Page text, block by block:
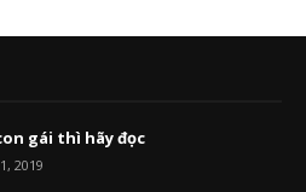
gái thì hãy đọc
2019